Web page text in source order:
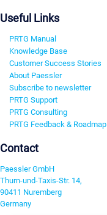
Useful Links
PRTG Manual
Knowledge Base
Customer Success Stories
About Paessler
Subscribe to newsletter
PRTG Support
PRTG Consulting
PRTG Feedback & Roadmap
Contact
Paessler GmbH
Thurn-und-Taxis-Str. 14,
90411 Nuremberg
Germany